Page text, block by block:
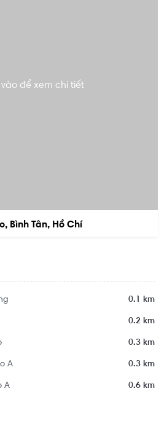
vào để xem chi tiết
Bình Tân, Hồ Chí
0.1 km
0.2 km
0.3 km
A 0.3 km
A 0.6 km